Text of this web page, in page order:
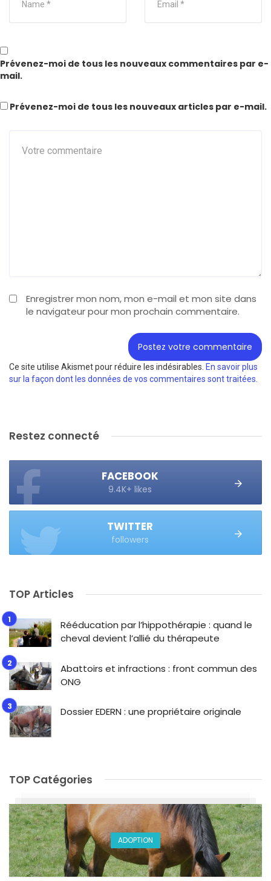
Enregistrer mon nom, mon e-mail et mon site dans
le navigateur pour mon prochain commentaire.
Prévenez-moi de tous les nouveaux commentaires par e-
mail.
Prévenez-moi de tous les nouveaux articles par e-mail.
Ce site utilise Akismet pour réduire les indésirables. En savoir plus
sur la façon dont les données de vos commentaires sont traitées.
Restez connecté
FACEBOOK
9.4K+ likes
TWITTER
followers
TOP Articles
Rééducation par l’hippothérapie : quand le
cheval devient l’allié du thérapeute
Abattoirs et infractions : front commun des
ONG
Dossier EDERN : une propriétaire originale
TOP Catégories
ADOPTION